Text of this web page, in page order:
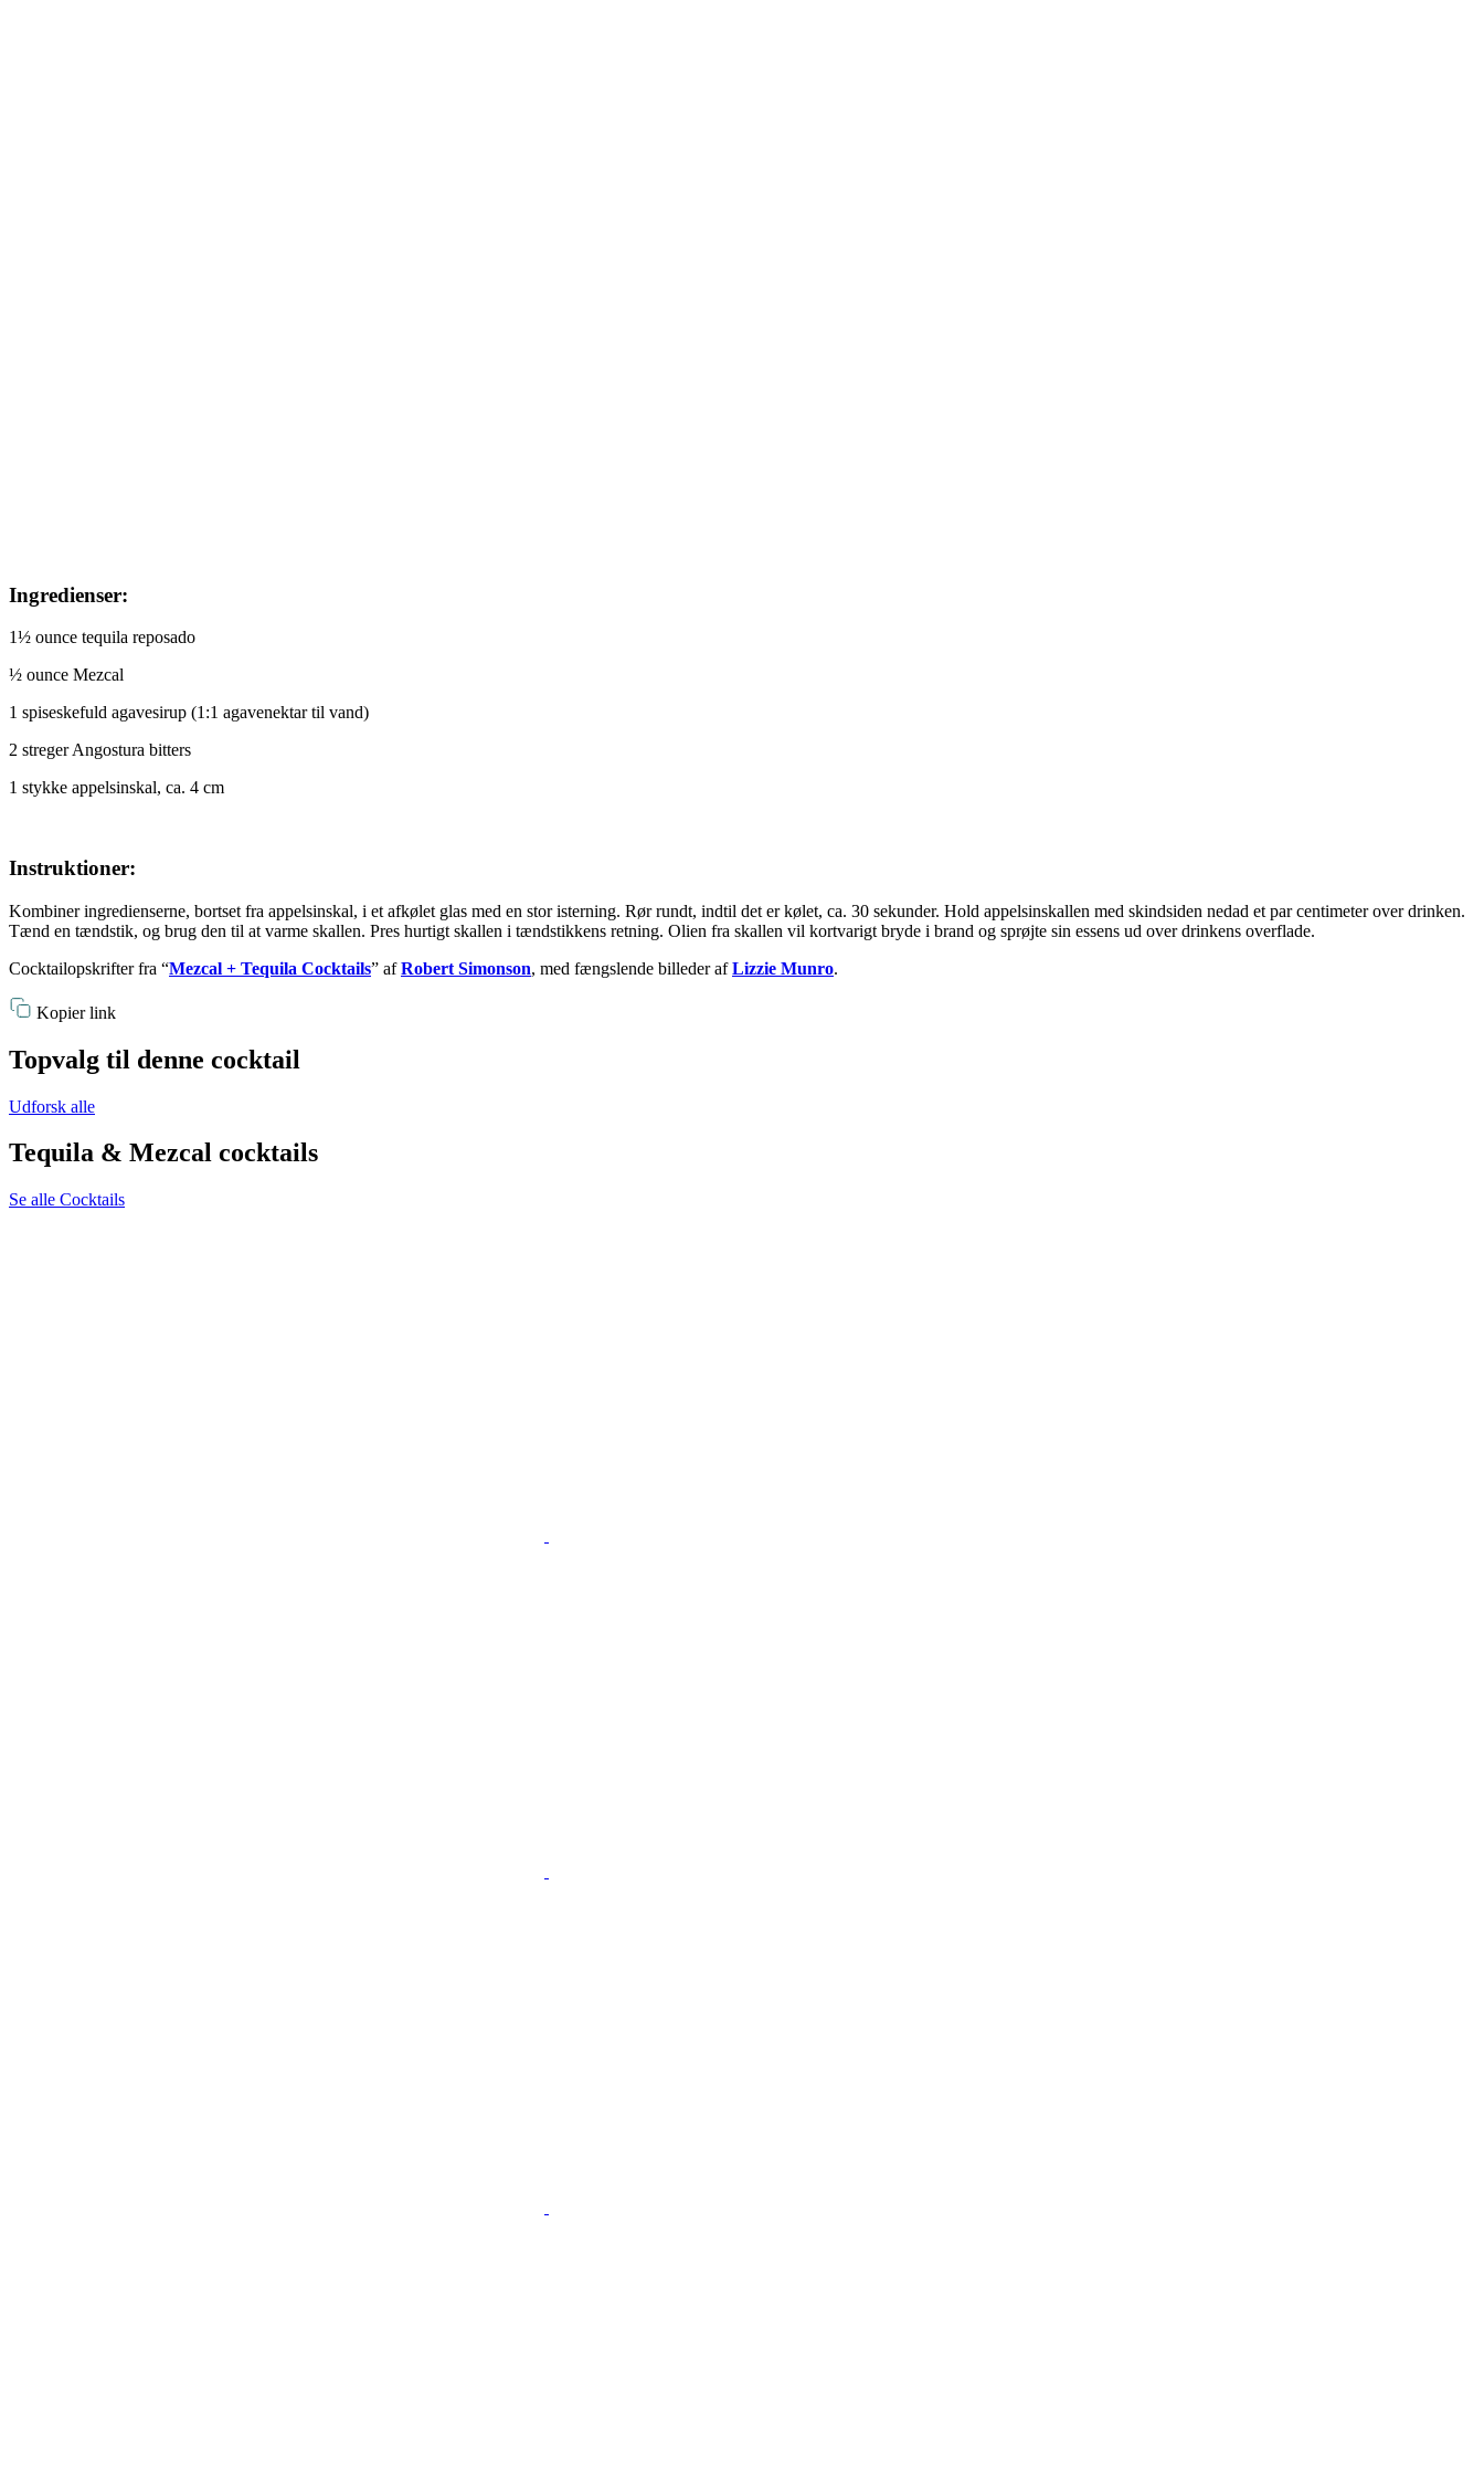
Ingredienser:
1½ ounce tequila reposado
½ ounce Mezcal
1 spiseskefuld agavesirup (1:1 agavenektar til vand)
2 streger Angostura bitters
1 stykke appelsinskal, ca. 4 cm
Instruktioner:
Kombiner ingredienserne, bortset fra appelsinskal, i et afkølet glas med en stor isterning. Rør rundt, indtil det er kølet, ca. 30 sekunder. Hold appelsinskallen med skindsiden nedad et par centimeter over drinken.
Tænd en tændstik, og brug den til at varme skallen. Pres hurtigt skallen i tændstikkens retning. Olien fra skallen vil kortvarigt bryde i brand og sprøjte sin essens ud over drinkens overflade.
Cocktailopskrifter fra “Mezcal + Tequila Cocktails” afRobert Simonson, med fængslende billeder afLizzie Munro.
Kopier link
Topvalg til denne cocktail
Udforsk alle
Tequila & Mezcal cocktails
Se alle Cocktails